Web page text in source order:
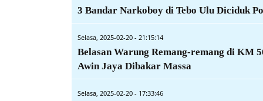
3 Bandar Narkoboy di Tebo Ulu Diciduk
Selasa, 2025-02-20 - 21:15:14
Belasan Warung Remang-remang di KM
Awin Jaya Dibakar Massa
Selasa, 2025-02-20 - 17:33:46